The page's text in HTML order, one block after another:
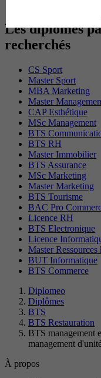
Les diplômes
recherchés
CS Sport
Master Sport
MBA Marketing
Master
CAP Esthétique
MSc Management
BTS
BTS RH
Master Immobilier
BTS Assurance
MSc Marketing
Master Marketing
BTS Tourisme
BAC Pro
Licence RH
BTS Electronique
Licence
Master Ressources
BUT Informatique
BTS Commerce
Diplomeo
Diplômes
BTS
BTS Restauration
BTS management
management
À propos